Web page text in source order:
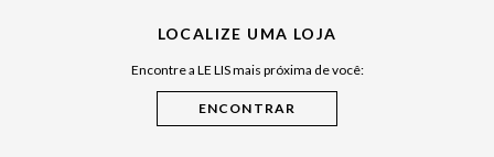
Cuidados Casa
LOCALIZE UMA LOJA
Encontre a LE LIS mais próxima de você: